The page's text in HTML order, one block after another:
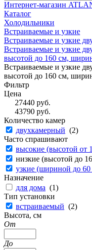
Интернет-магазин
Каталог
Холодильники
Встраиваемые и узкие
Встраиваемые и узкие
Встраиваемые и узкие
высотой до 160 см,
Встраиваемые и узкие
высотой до 160 см,
Фильтр
Цена
27440руб.
43790руб.
Количество камер
двухкамерный (2)
Часто спрашивают
высокие (высотой от
низкие (высотой до
узкие (шириной до
Назначение
для дома (1)
Тип установки
встраиваемый (2)
Высота, см
От
До